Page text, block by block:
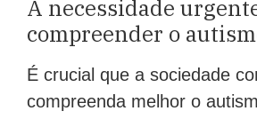
A necessidade
compreender o
É crucial que a sociedade
compreenda melhor o